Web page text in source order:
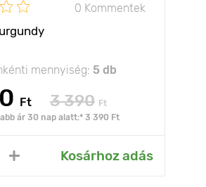
0 Kommentek
mennyiség: 5 db
Ft 3 390 Ft
ár 30 nap alatt:* 3 390 Ft
Kosárhoz adás